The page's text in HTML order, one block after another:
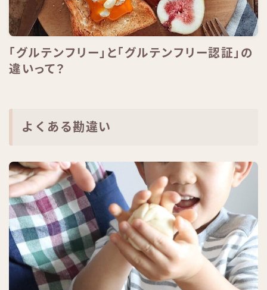
「グルテンフリー」と「グルテンフリー認証」の
違いって？
よくある勘違い